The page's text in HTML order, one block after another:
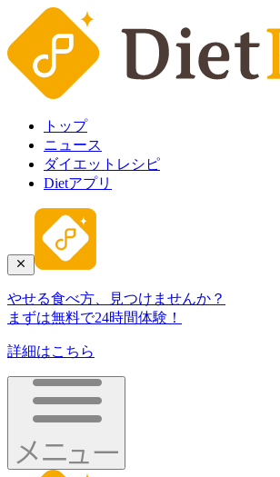
トップ
ニュース
ダイエットレシピ
Dietアプリ
やせる食べ方、見つけませんか？
まずは無料で24時間体験！
詳細はこちら